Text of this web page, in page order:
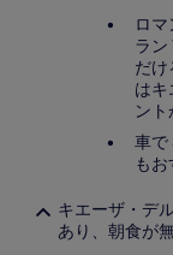
ロ
ラン
だけ
はキ
ント
車で
もお
キエーザ・デ
あり、朝食が